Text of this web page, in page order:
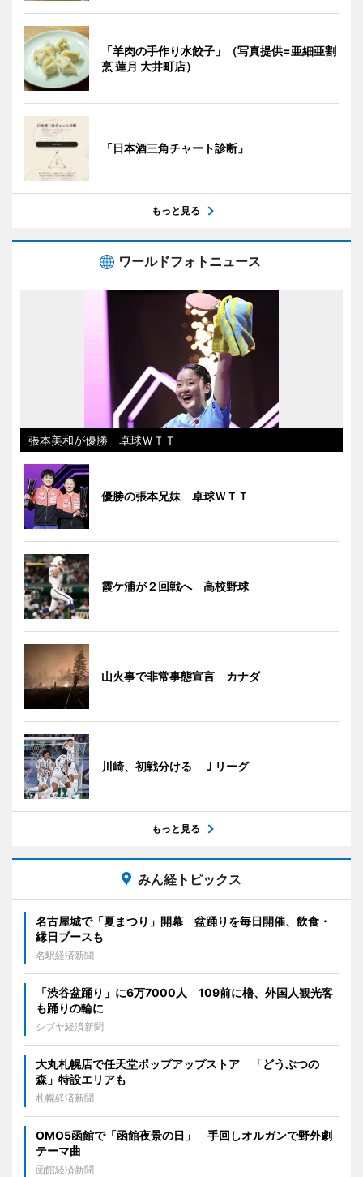
「羊肉の手作り水餃子」（写真提供=亜細亜割
烹 蓮月 大井町店）
「日本酒三角チャート診断」
もっと見る
ワールドフォトニュース
張本美和が優勝 卓球ＷＴＴ
優勝の張本兄妹 卓球ＷＴＴ
霞ケ浦が２回戦へ 高校野球
山火事で非常事態宣言 カナダ
川崎、初戦分ける Ｊリーグ
もっと見る
みん経トピックス
名古屋城で「夏まつり」開幕 盆踊りを毎日開催、飲食・
縁日ブースも
名駅経済新聞
「渋谷盆踊り」に6万7000人 109前に櫓、外国人観光客
も踊りの輪に
シブヤ経済新聞
大丸札幌店で任天堂ポップアップストア 「どうぶつの
森」特設エリアも
札幌経済新聞
OMO5函館で「函館夜景の日」 手回しオルガンで野外劇
テーマ曲
函館経済新聞